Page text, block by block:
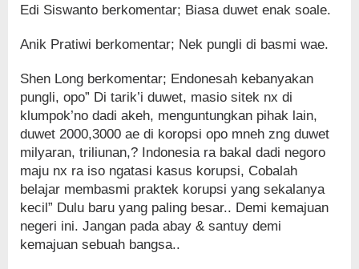
Edi Siswanto berkomentar; Biasa duwet enak soale.
Anik Pratiwi berkomentar; Nek pungli di basmi wae.
Shen Long berkomentar; Endonesah kebanyakan
pungli, opo” Di tarik’i duwet, masio sitek nx di
klumpok’no dadi akeh, menguntungkan pihak lain,
duwet 2000,3000 ae di koropsi opo mneh zng duwet
milyaran, triliunan,? Indonesia ra bakal dadi negoro
maju nx ra iso ngatasi kasus korupsi, Cobalah
belajar membasmi praktek korupsi yang sekalanya
kecil” Dulu baru yang paling besar.. Demi kemajuan
negeri ini. Jangan pada abay & santuy demi
kemajuan sebuah bangsa..